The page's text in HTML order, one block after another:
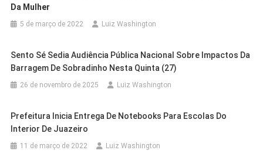
Da Mulher
5 de março de 2022 Luiz Washington
Sento Sé Sedia Audiência Pública Nacional Sobre Impactos Da
Barragem De Sobradinho Nesta Quinta (27)
26 de novembro de 2025 Luiz Washington
Prefeitura Inicia Entrega De Notebooks Para Escolas Do
Interior De Juazeiro
11 de março de 2022 Luiz Washington
Juazeiro
Aciaj Apoia Programa De Revitalização
Outras Cidades Salvador
Venda Mais Cara Da História Do Bahia,
Atacante É Apresentado Em Rival Da
Cidades Juazeiro
Prefeitura De Juazeiro Entrega
Segunda Etapa Do Projeto De
Cidades Juazeiro